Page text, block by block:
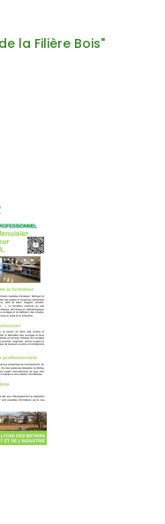
la Filière Bois"